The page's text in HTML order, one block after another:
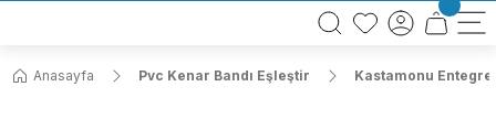
BÜTÜN ALIŞVERİŞLERİNİZDE KARGO BEDAVA!
TÜRKİYE GENELİNDE 10.000 MÜŞTERİ REFERANSI
Anasayfa
Pvc Kenar Bandı Eşleştir Kastamonu Entegre